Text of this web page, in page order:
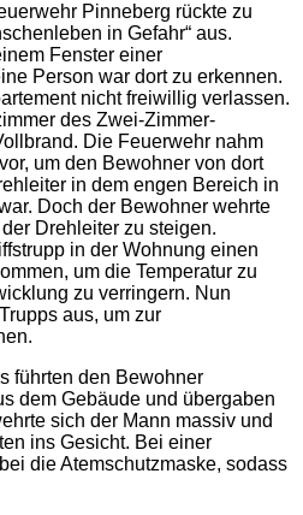
Pinneberg rückte zu
in Gefahr“ aus.
Fenster einer
Person war dort zu erkennen.
nicht freiwillig verlassen.
des Zwei-Zimmer-
Die Feuerwehr nahm
um den Bewohner von dort
in dem engen Bereich in
Doch der Bewohner wehrte
Drehleiter zu steigen.
in der Wohnung einen
um die Temperatur zu
zu verringern. Nun
aus, um zur
führten den Bewohner
dem Gebäude und übergaben
sich der Mann massiv und
ins Gesicht. Bei einer
die Atemschutzmaske, sodass